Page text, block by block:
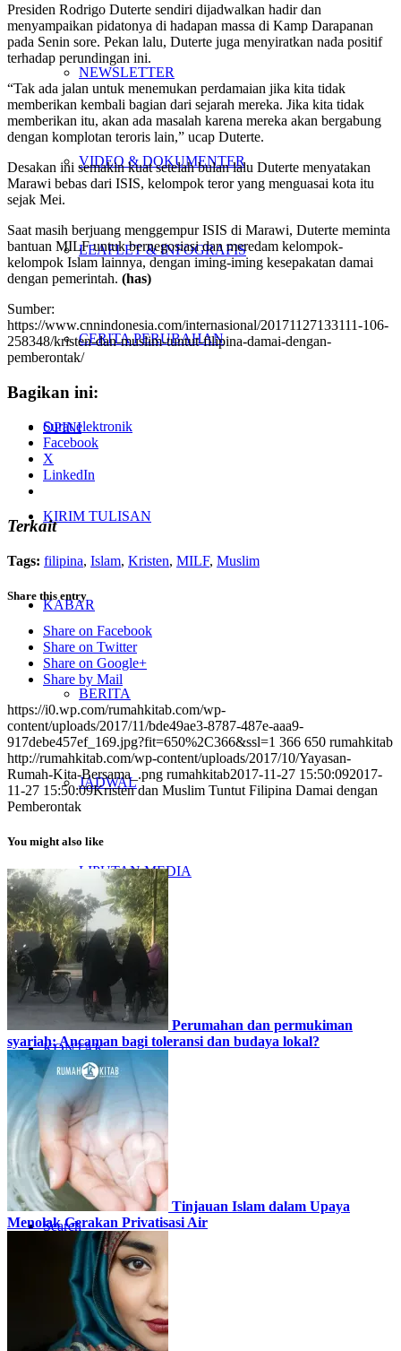
NEWSLETTER
VIDEO & DOKUMENTER
LEAFLET & INFOGRAFIS
CERITA PERUBAHAN
OPINI
KIRIM TULISAN
KABAR
BERITA
JADWAL
LIPUTAN MEDIA
GALERI
KONTAK
Search
Presiden Rodrigo Duterte sendiri dijadwalkan hadir dan
menyampaikan pidatonya di hadapan massa di Kamp Darapanan
pada Senin sore. Pekan lalu, Duterte juga menyiratkan nada positif
terhadap perundingan ini.
“Tak ada jalan untuk menemukan perdamaian jika kita tidak
memberikan kembali bagian dari sejarah mereka. Jika kita tidak
memberikan itu, akan ada masalah karena mereka akan bergabung
dengan komplotan teroris lain,” ucap Duterte.
Desakan ini semakin kuat setelah bulan lalu Duterte menyatakan
Marawi bebas dari ISIS, kelompok teror yang menguasai kota itu
sejak Mei.
Saat masih berjuang menggempur ISIS di Marawi, Duterte meminta
bantuan MILF untuk bernegosiasi dan meredam kelompok-
kelompok Islam lainnya, dengan iming-iming kesepakatan damai
dengan pemerintah. (has)
Sumber:
https://www.cnnindonesia.com/internasional/20171127133111-106-
258348/kristen-dan-muslim-tuntut-filipina-damai-dengan-
pemberontak/
Bagikan ini:
Surat elektronik
Facebook
X
LinkedIn
Terkait
Tags: filipina, Islam, Kristen, MILF, Muslim
Share this entry
Share on Facebook
Share on Twitter
Share on Google+
Share by Mail
https://i0.wp.com/rumahkitab.com/wp-
content/uploads/2017/11/bde49ae3-8787-487e-aaa9-
917debe457ef_169.jpg?fit=650%2C366&ssl=1 366 650 rumahkitab
http://rumahkitab.com/wp-content/uploads/2017/10/Yayasan-
Rumah-Kita-Bersama_.png rumahkitab2017-11-27 15:50:092017-
11-27 15:50:09Kristen dan Muslim Tuntut Filipina Damai dengan
Pemberontak
You might also like
Perumahan dan permukiman
syariah: Ancaman bagi toleransi dan budaya lokal?
Tinjauan Islam dalam Upaya
Menolak Gerakan Privatisasi Air